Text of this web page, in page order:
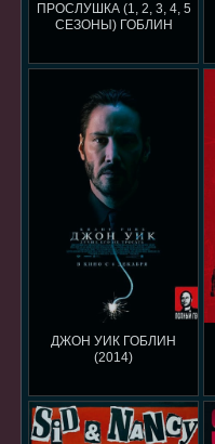
ПРОСЛУШКА (1, 2, 3, 4, 5
СЕЗОНЫ) ГОБЛИН
ДЖОН УИК ГОБЛИН
(2014)